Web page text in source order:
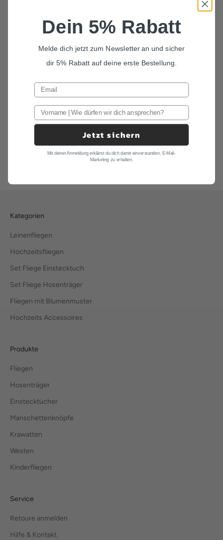
Pastellgrün "Anton"
SET FLIEGE EINSTECKTUCH
Kategorien
Leinenfliegen
Hochzeitsfliegen
Set Fliege Einstecktuch
Set Fliege Hosenträger
Fliegen mit Blumenmuster
Hochzeits Accessoires
Produkte
Fliegen
Hosenträger
Einstecktücher
Manschettenknöpfe
Krawatten
Westen
Kinderfliegen
Service
Retoure anmelden
Hilfe & Kontakt
Dein 5% Rabatt
Melde dich jetzt zum Newsletter an und sicher
dir 5% Rabatt auf deine erste Bestellung.
Jetzt sichern
Mit deiner Anmeldung erklärst du dich damit einverstanden, E-Mail-
Marketing zu erhalten.